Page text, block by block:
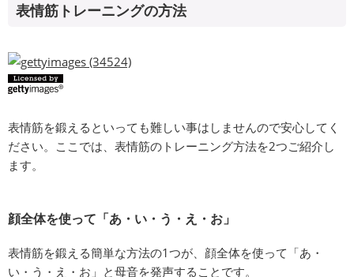
表情筋トレーニングの方法
表情筋を鍛えるといっても難しい事はしませんので安心してく
ださい。ここでは、表情筋のトレーニング方法を2つご紹介し
ます。
顔全体を使って「あ・い・う・え・お」
表情筋を鍛える簡単な方法の1つが、顔全体を使って「あ・
い・う・え・お」と母音を発声することです。